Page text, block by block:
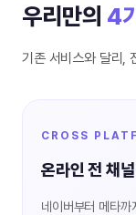
우리만의 4
기존 서비스와 달리,
CROSS
온라인 전 채
네이버부터 메타